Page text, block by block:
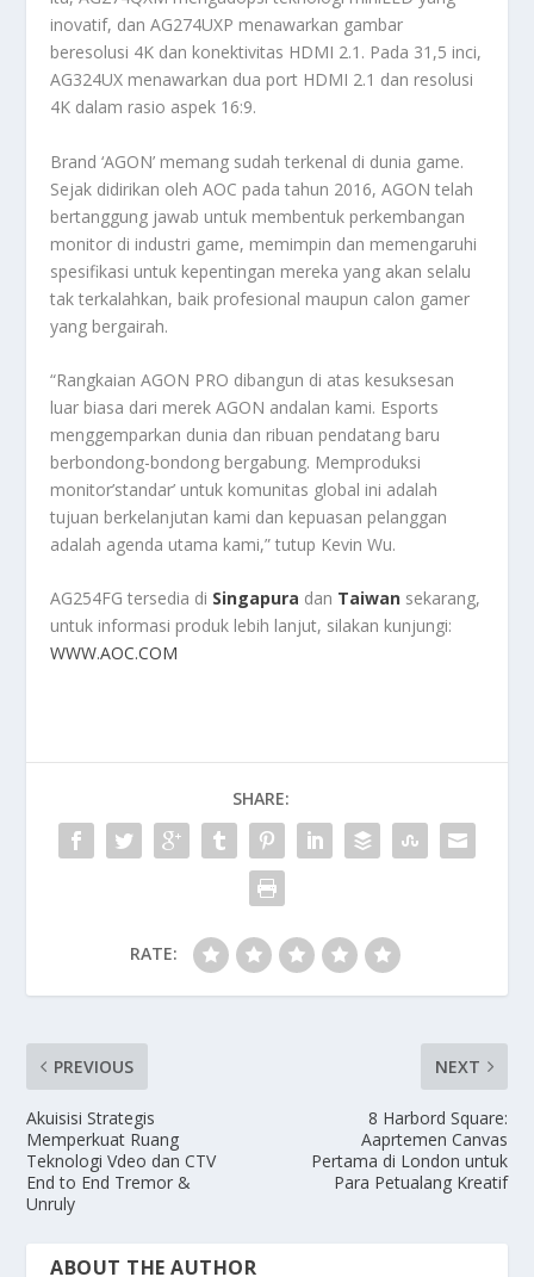
inovatif, dan AG274UXP menawarkan gambar
beresolusi 4K dan konektivitas HDMI 2.1. Pada 31,5 inci,
AG324UX menawarkan dua port HDMI 2.1 dan resolusi
4K dalam rasio aspek 16:9.
Brand ‘AGON’ memang sudah terkenal di dunia game.
Sejak didirikan oleh AOC pada tahun 2016, AGON telah
bertanggung jawab untuk membentuk perkembangan
monitor di industri game, memimpin dan memengaruhi
spesifikasi untuk kepentingan mereka yang akan selalu
tak terkalahkan, baik profesional maupun calon gamer
yang bergairah.
“Rangkaian AGON PRO dibangun di atas kesuksesan
luar biasa dari merek AGON andalan kami. Esports
menggemparkan dunia dan ribuan pendatang baru
berbondong-bondong bergabung. Memproduksi
monitor’standar’ untuk komunitas global ini adalah
tujuan berkelanjutan kami dan kepuasan pelanggan
adalah agenda utama kami,” tutup Kevin Wu.
AG254FG tersedia di Singapura dan Taiwan sekarang,
untuk informasi produk lebih lanjut, silakan kunjungi:
WWW.AOC.COM
SHARE:
RATE:
PREVIOUS
Akuisisi Strategis
Memperkuat Ruang
Teknologi Vdeo dan CTV
End to End Tremor &
Unruly
NEXT
8 Harbord Square:
Aaprtemen Canvas
Pertama di London untuk
Para Petualang Kreatif
ABOUT THE AUTHOR